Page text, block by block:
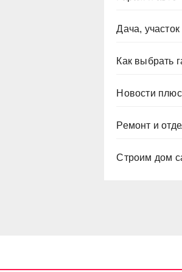
Дача, участок
Как выбрать
Новости плюс
Ремонт и
Строим дом